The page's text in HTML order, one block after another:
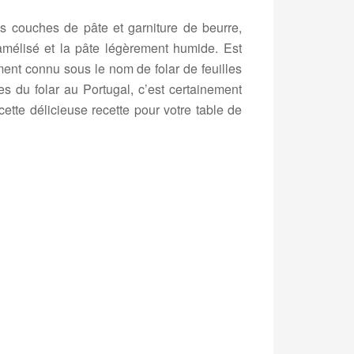
couches de pâte et garniture de beurre,
et la pâte légèrement humide. Est
connu sous le nom de folar de feuilles
du folar au Portugal, c’est certainement
délicieuse recette pour votre table de